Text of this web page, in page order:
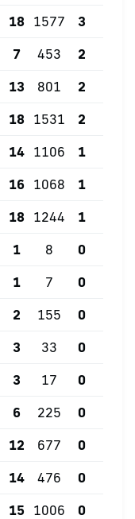
18 1577 3
7 453 2
13 801 2
18 1531 2
14 1106 1
16 1068 1
18 1244 1
1 8 0
1 7 0
2 155 0
3 33 0
3 17 0
6 225 0
12 677 0
14 476 0
15 1006 0